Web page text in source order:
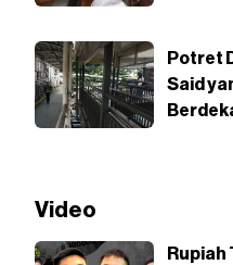
Potret
Said
Video
Rupiah